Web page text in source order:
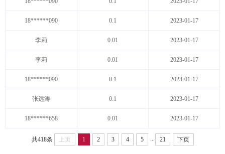
18******090 0.1 2023-01-17
李莉 0.01 2023-01-17
李莉 0.01 2023-01-17
18******090 0.1 2023-01-17
张远涛 0.1 2023-01-17
18******658 0.01 2023-01-17
共418条 上页 1 2 3 4 5 ... 21 下页